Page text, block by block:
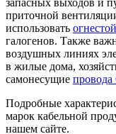
приточной
использовать
галогенов. Также
воздушных линиях
в жилые дома,
самонесущие
Подробные
марок кабельной
нашем сайте.